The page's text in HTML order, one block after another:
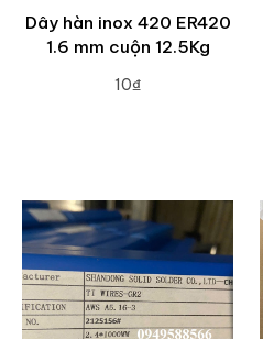
Dây hàn inox 420 ER420
1.6 mm cuộn 12.5Kg
10₫